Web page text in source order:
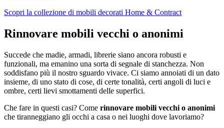
Scopri la collezione di mobili decorati Home & Contract
Rinnovare mobili vecchi o anonimi
Succede che madie, armadi, librerie siano ancora robusti e
funzionali, ma emanino una sorta di segnale di stanchezza. Non
soddisfano più il nostro sguardo vivace. Ci siamo annoiati di un dato
insieme, di uno stato di cose, di certe tonalità, certi angoli di luci e
ombre, certi lievi smottamenti delle superfici.
Che fare in questi casi? Come rinnovare mobili vecchi o anonimi
che tiranneggiano gli occhi a casa o nei luoghi dove lavoriamo?